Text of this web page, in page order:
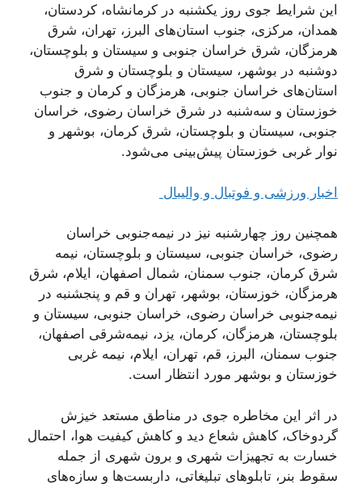
این شرایط جوی روز یکشنبه در کرمانشاه، کردستان،
همدان، مرکزی، جنوب استان‌های البرز، تهران، شرق
هرمزگان، شرق خراسان جنوبی و سیستان و بلوچستان،
دوشنبه در بوشهر، سیستان و بلوچستان و شرق
استان‌های خراسان جنوبی، هرمزگان و کرمان و جنوب
خوزستان و سه‌شنبه در شرق خراسان رضوی، خراسان
جنوبی، سیستان و بلوچستان، شرق کرمان، بوشهر و
نوار غربی خوزستان پیش‌بینی می‌شود.
اخبار ورزشی و فوتبال و والیبال
همچنین روز چهارشنبه نیز در نیمه‌جنوبی خراسان
رضوی، خراسان جنوبی، سیستان و بلوچستان، نیمه
شرق کرمان، جنوب سمنان، شمال اصفهان، ایلام، شرق
هرمزگان، خوزستان، بوشهر، تهران و قم و پنجشنبه در
نیمه‌جنوبی خراسان رضوی، خراسان جنوبی، سیستان و
بلوچستان، هرمزگان، کرمان، یزد، نیمه‌شرقی اصفهان،
جنوب سمنان، البرز، قم، تهران، ایلام، نیمه غربی
خوزستان و بوشهر مورد انتظار است.
در اثر این مخاطره جوی در مناطق مستعد خیزش
گردوخاک، کاهش شعاع دید و کاهش کیفیت هوا، احتمال
خسارت به تجهیزات شهری و برون شهری از جمله
سقوط بنر، تابلوهای تبلیغاتی، داربست‌ها و سازه‌های